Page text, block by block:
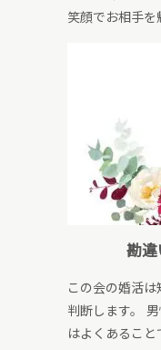
笑顔でお相手を
勘違
この会の婚活
判断します。
はよくあるこ